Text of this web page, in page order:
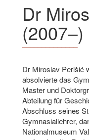
Dr
(2007–)
______________
Dr Miroslav Perišić
absolvierte das
Master und
Abteilung für
Abschluss seines
Gymnasiallehrer,
Nationalmuseum